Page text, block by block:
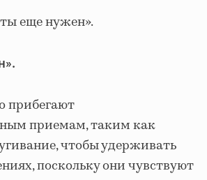
еще нужен».
прибегают
приемам, таким как
чтобы удерживать
поскольку они чувствуют